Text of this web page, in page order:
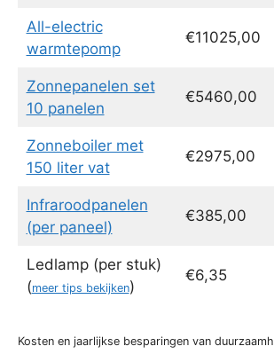
All-electric
warmtepomp
€11025,00
Zonnepanelen set
10 panelen
€5460,00
Zonneboiler met
150 liter vat
€2975,00
Infraroodpanelen
(per paneel)
€385,00
Ledlamp (per stuk)
(meer tips bekijken)
€6,35
Kosten en jaarlijkse besparingen van